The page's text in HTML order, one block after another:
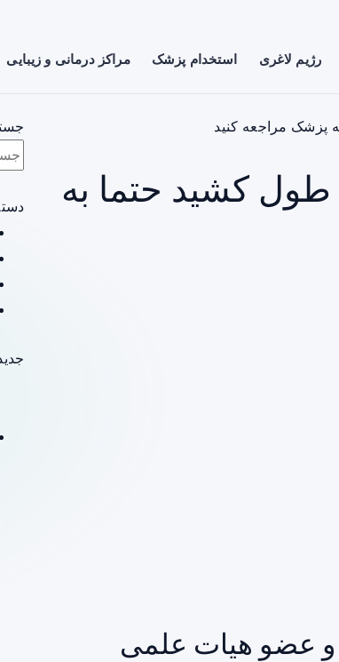
رژیم لاغری استخدام پزشک مراکز درمانی و زیبایی
پزشک مراجعه کنید
طول کشید حتما به
عضو هیات علمی